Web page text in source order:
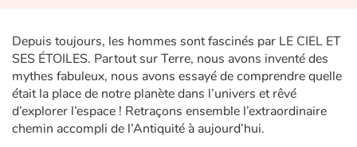
Apprentissage
Art, espace, activité
Documentaires
Depuis toujours, les hommes sont fascinés par LE CIEL ET
SES ÉTOILES. Partout sur Terre, nous avons inventé des
mythes fabuleux, nous avons essayé de comprendre quelle
était la place de notre planète dans l’univers et rêvé
d’explorer l’espace ! Retraçons ensemble l’extraordinaire
chemin accompli de l’Antiquité à aujourd’hui.